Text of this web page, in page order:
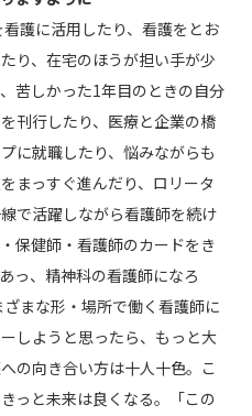
護に活用したり、看護をとお
り、在宅のほうが担い手が少
苦しかった1年目のときの自分
刊行したり、医療と企業の橋
に就職したり、悩みながらも
まっすぐ進んだり、ロリータ
で活躍しながら看護師を続け
保健師・看護師のカードをき
っ、精神科の看護師になろ
まな形・場所で働く看護師に
しようと思ったら、もっと大
の向き合い方は十人十色。こ
っと未来は良くなる。「この